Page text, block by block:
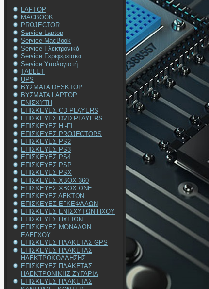
LAPTOP
MACBOOK
PROJECTOR
Service Laptop
Service MacBook
Service Ηλεκτρονικά
Service Περιφερειακά
Service Υπολογιστή
TABLET
UPS
ΒΥΣΜΑΤΑ DESKTOP
ΒΥΣΜΑΤΑ LAPTOP
ΕΝΙΣΧΥΤΗ
ΕΠΙΣΚΕΥΕΣ CD PLAYERS
ΕΠΙΣΚΕΥΕΣ DVD PLAYERS
ΕΠΙΣΚΕΥΕΣ HI-FI
ΕΠΙΣΚΕΥΕΣ PROJECTORS
ΕΠΙΣΚΕΥΕΣ PS2
ΕΠΙΣΚΕΥΕΣ PS3
ΕΠΙΣΚΕΥΕΣ PS4
ΕΠΙΣΚΕΥΕΣ PSP
ΕΠΙΣΚΕΥΕΣ PSX
ΕΠΙΣΚΕΥΕΣ XBOX 360
ΕΠΙΣΚΕΥΕΣ XBOX ONE
ΕΠΙΣΚΕΥΕΣ ΔΕΚΤΩΝ
ΕΠΙΣΚΕΥΕΣ ΕΓΚΕΦΑΛΩΝ
ΕΠΙΣΚΕΥΕΣ ΕΝΙΣΧΥΤΩΝ ΗΧΟΥ
ΕΠΙΣΚΕΥΕΣ ΗΧΕΙΩΝ
ΕΠΙΣΚΕΥΕΣ ΜΟΝΑΔΩΝ
ΕΛΕΓΧΟΥ
ΕΠΙΣΚΕΥΕΣ ΠΛΑΚΕΤΑΣ GPS
ΕΠΙΣΚΕΥΕΣ ΠΛΑΚΕΤΑΣ
ΗΛΕΚΤΡΟΚΟΛΛΗΣΗΣ
ΕΠΙΣΚΕΥΕΣ ΠΛΑΚΕΤΑΣ
ΗΛΕΚΤΡΟΝΙΚΗΣ ΖΥΓΑΡΙΑ
ΕΠΙΣΚΕΥΕΣ ΠΛΑΚΕΤΑΣ